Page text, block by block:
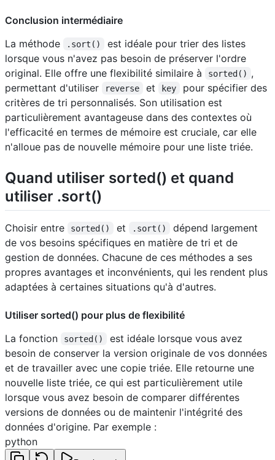
Conclusion intermédiaire
La méthode
.sort()
est idéale pour trier des listes
lorsque vous n'avez pas besoin de préserver l'ordre
original. Elle offre une flexibilité similaire à
sorted() ,
permettant d'utiliser
reverse et key
pour spécifier des
critères de tri personnalisés. Son utilisation est
particulièrement avantageuse dans des contextes où
l'efficacité en termes de mémoire est cruciale, car elle
n'alloue pas de nouvelle mémoire pour une liste triée.
Quand utiliser sorted() et quand
utiliser .sort()
Choisir entre sorted() et .sort()
dépend largement
de vos besoins spécifiques en matière de tri et de
gestion de données. Chacune de ces méthodes a ses
propres avantages et inconvénients, qui les rendent plus
adaptées à certaines situations qu'à d'autres.
Utiliser sorted() pour plus de flexibilité
La fonction
sorted()
est idéale lorsque vous avez
besoin de conserver la version originale de vos données
et de travailler avec une copie triée. Elle retourne une
nouvelle liste triée, ce qui est particulièrement utile
lorsque vous avez besoin de comparer différentes
versions de données ou de maintenir l'intégrité des
données d'origine. Par exemple :
python